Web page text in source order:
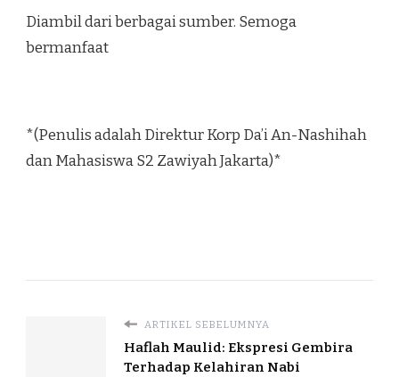
Diambil dari berbagai sumber. Semoga
bermanfaat
*(Penulis adalah Direktur Korp Da’i An-Nashihah
dan Mahasiswa S2 Zawiyah Jakarta)*
ARTIKEL SEBELUMNYA
Haflah Maulid: Ekspresi Gembira
Terhadap Kelahiran Nabi